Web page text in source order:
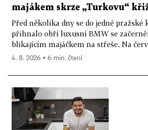
majákem skrze „Turkovu“
Před několika dny se do jedné pražské
přihnalo obří luxusní BMW se
blikajícím majáčkem na střeše. Na
4. 8. 2026 ▪ 6 min. čtení